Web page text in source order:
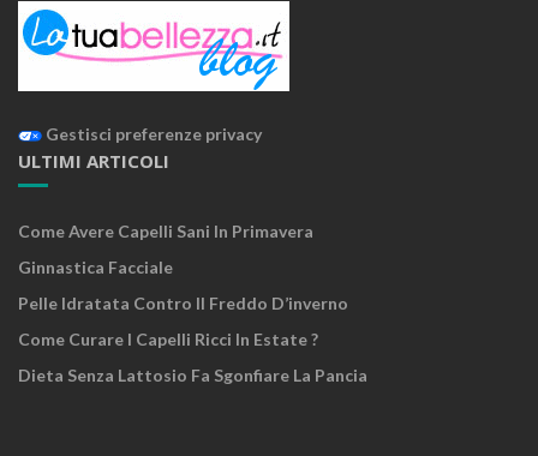
Gestisci preferenze privacy
ULTIMI ARTICOLI
Come Avere Capelli Sani In Primavera
Ginnastica Facciale
Pelle Idratata Contro Il Freddo D’inverno
Come Curare I Capelli Ricci In Estate ?
Dieta Senza Lattosio Fa Sgonfiare La Pancia